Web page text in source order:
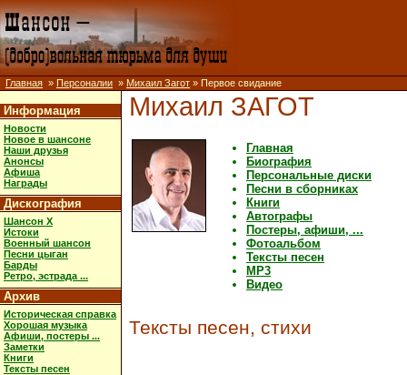
Главная » Персоналии » Михаил Загот » Первое свидание
Информация
Новости
Новое в шансоне
Наши друзья
Анонсы
Афиша
Награды
Дискография
Шансон X
Истоки
Военный шансон
Песни цыган
Барды
Ретро, эстрада ...
Архив
Историческая справка
Хорошая музыка
Афиши, постеры ...
Заметки
Книги
Тексты песен
Михаил ЗАГОТ
Главная
Биография
Персональные диски
Песни в сборниках
Книги
Автографы
Постеры, афиши, ...
Фотоальбом
Тексты песен
MP3
Видео
Тексты песен, стихи